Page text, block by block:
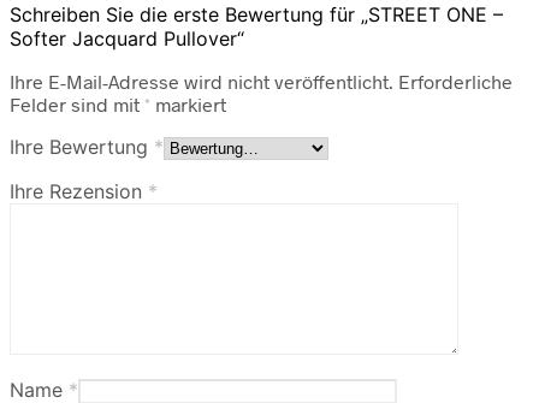
Schreiben Sie die erste Bewertung für „STREET ONE –
Softer Jacquard Pullover“
Ihre E-Mail-Adresse wird nicht veröffentlicht. Erforderliche
Felder sind mit * markiert
Ihre Bewertung *
Ihre Rezension *
Name *